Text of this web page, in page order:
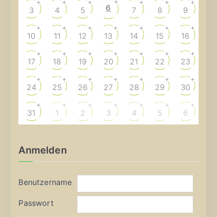
3
+
4
+
5
+
6 7
+
8
+
9
+
10
+
11
+
12
+
13
+
14
+
15
+
16
+
17
+
18
+
19
+
20
+
21
+
22
+
23
+
24
+
25
+
26
+
27
+
28
+
29
+
30
+
31
+
1
+
2
+
3
+
4
+
5
+
6
+
Anmelden
Benutzername
Passwort